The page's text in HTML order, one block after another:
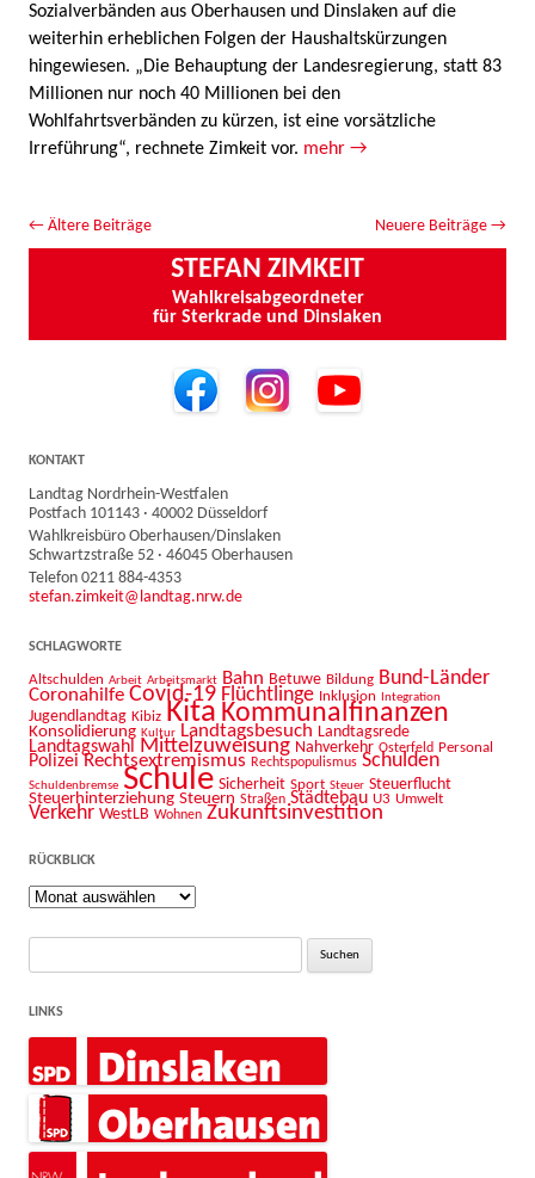
Sozialverbänden aus Oberhausen und Dinslaken auf die
weiterhin erheblichen Folgen der Haushaltskürzungen
hingewiesen. „Die Behauptung der Landesregierung, statt 83
Millionen nur noch 40 Millionen bei den
Wohlfahrtsverbänden zu kürzen, ist eine vorsätzliche
Irreführung“, rechnete Zimkeit vor. mehr →
Beitrags-Navigation
← Ältere Beiträge Neuere Beiträge →
STEFAN ZIMKEIT
Wahlkreisabgeordneter
für Sterkrade und Dinslaken
KONTAKT
Landtag Nordrhein-Westfalen
Postfach 101143 · 40002 Düsseldorf
Wahlkreisbüro Oberhausen/Dinslaken
Schwartzstraße 52 · 46045 Oberhausen
Telefon 0211 884-4353
stefan.zimkeit@landtag.nrw.de
SCHLAGWORTE
Altschulden Arbeit Arbeitsmarkt Bahn Betuwe Bildung Bund-Länder
Coronahilfe Covid-19 Flüchtlinge Inklusion Integration
Jugendlandtag Kibiz Kita Kommunalfinanzen
Konsolidierung Kultur Landtagsbesuch Landtagsrede
Landtagswahl Mittelzuweisung Nahverkehr Osterfeld Personal
Polizei Rechtsextremismus Rechtspopulismus Schulden
Schuldenbremse Schule Sicherheit Sport Steuer Steuerflucht
Steuerhinterziehung Steuern Straßen Städtebau U3 Umwelt
Verkehr WestLB Wohnen Zukunftsinvestition
RÜCKBLICK
Rückblick
LINKS